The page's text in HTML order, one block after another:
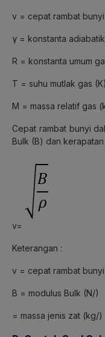
v = cepat rambat
γ = konstanta adiabatik
R = konstanta umum
T = suhu mutlak gas (K)
M = massa relatif gas
Cepat rambat bunyi
Bulk (B) dan
v=
Keterangan :
v = cepat rambat
B = modulus Bulk (N/)
= massa jenis zat (kg/)